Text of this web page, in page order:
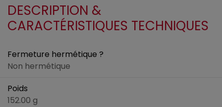
DESCRIPTION &
CARACTÉRISTIQUES TECHNIQUES
Fermeture hermétique ?
Non hermétique
Poids
152.00 g